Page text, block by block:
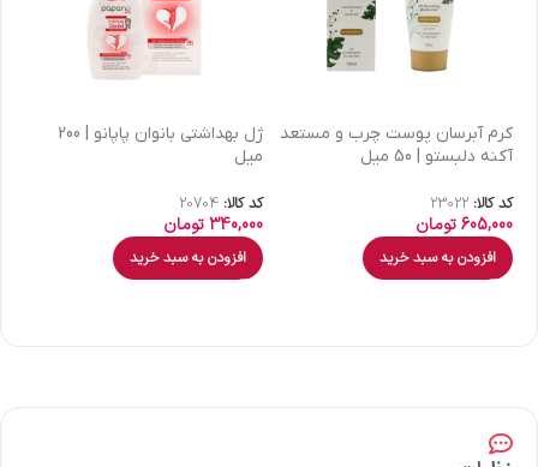
كرم آبرسان پوست چرب و مستعد
آکنه دلبستو | 50 میل
کد کالا: 23022
605,000تومان
افزودن به سبد خرید
ژل بهداشتی بانوان پاپانو | 200
میل
کد کالا: 20704
340,000تومان
افزودن به سبد خرید